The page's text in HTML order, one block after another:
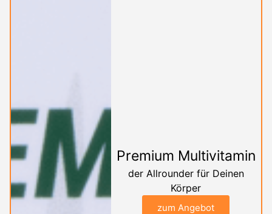
Premium Multivitamin
der Allrounder für Deinen
Körper
zum Angebot